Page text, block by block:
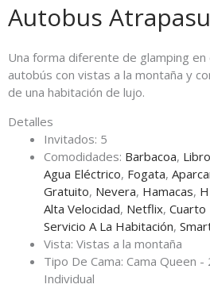
Autobus
Una forma diferente de glamping
autobús con vistas a la montaña y
de una habitación de lujo.
Detalles
Invitados: 5
Comodidades: Barbacoa,
Agua Eléctrico, Fogata,
Gratuito, Nevera, Hamacas,
Alta Velocidad, Netflix, Cuarto
Servicio A La Habitación,
Vista: Vistas a la montaña
Tipo De Cama: Cama Queen -
Individual